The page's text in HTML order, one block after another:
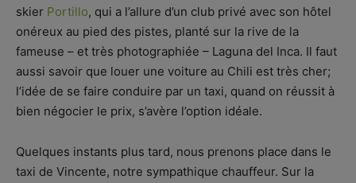
skier Portillo, qui a l’allure d’un club privé avec son hôtel
onéreux au pied des pistes, planté sur la rive de la
fameuse – et très photographiée – Laguna del Inca. Il faut
aussi savoir que louer une voiture au Chili est très cher;
l’idée de se faire conduire par un taxi, quand on réussit à
bien négocier le prix, s’avère l’option idéale.
Quelques instants plus tard, nous prenons place dans le
taxi de Vincente, notre sympathique chauffeur. Sur la